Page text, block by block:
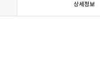
상세정보